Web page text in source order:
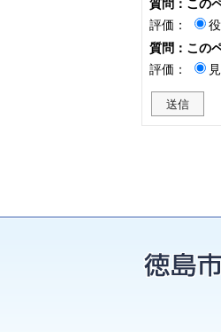
質問：この
評価：
質問：この
評価：